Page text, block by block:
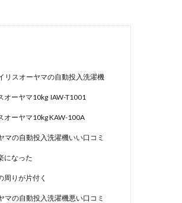
リスオーヤマの自動投入洗濯機
オーヤマ10kg IAW-T1001
オーヤマ10kg KAW-100A
マの自動投入洗濯機いい口コミ
になった
周りが片付く
マの自動投入洗濯機悪い口コミ